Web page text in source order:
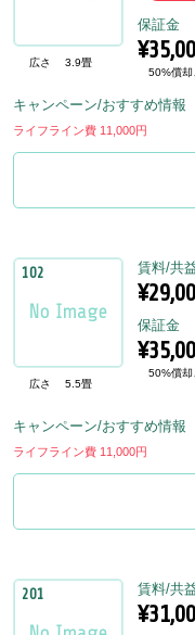
広さ 3.9畳
保証金
50%償却
キャンペーン/おすすめ情報
ライフライン費 11,000円
102
広さ 5.5畳
賃料/共
保証金
50%償却
キャンペーン/おすすめ情報
ライフライン費 11,000円
201 賃料/共